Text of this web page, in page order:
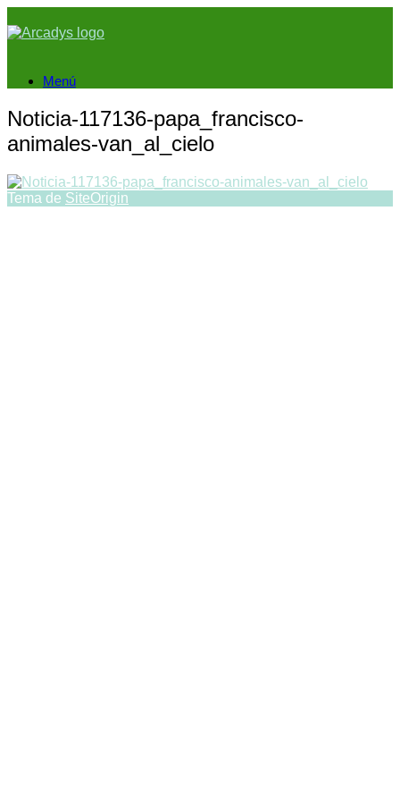
al
Menú
Noticia-117136-papa_francisco-
animales-van_al_cielo
Tema de SiteOrigin